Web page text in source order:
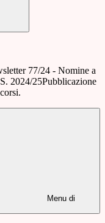
77/24 - Nomine a
2024/25Pubblicazione
Menu di